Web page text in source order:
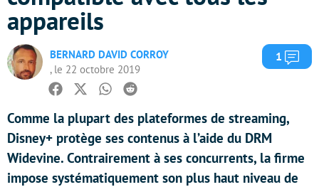
appareils
BERNARD DAVID CORROY
, le 22 octobre 2019
1
Facebook
TwitterWhatsapp
Reddit
Comme la plupart des plateformes de streaming,
Disney+ protège ses contenus à l’aide du DRM
Widevine. Contrairement à ses concurrents, la firme
impose systématiquement son plus haut niveau de